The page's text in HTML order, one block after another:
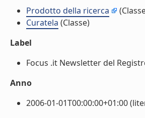
Prodotto della ricerca
Curatela (Classe)
Label
Focus .it Newsletter del
Anno
2006-01-01T00:00:00+01:00